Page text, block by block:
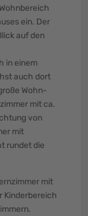
ein. Der
auf den
in einem
auch dort
Wohn-
mit ca.
von
mit
rundet die
mit
Kinderbereich